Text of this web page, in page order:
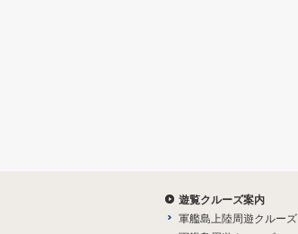
遊覧クルーズ案内
軍艦島上陸周遊クルーズ